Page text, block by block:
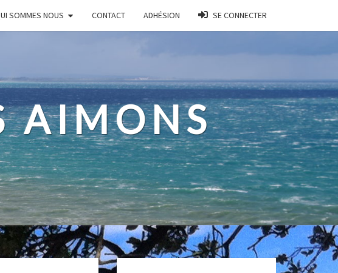
SOMMES NOUS CONTACT ADHÉSION SE CONNECTER
AIMONS